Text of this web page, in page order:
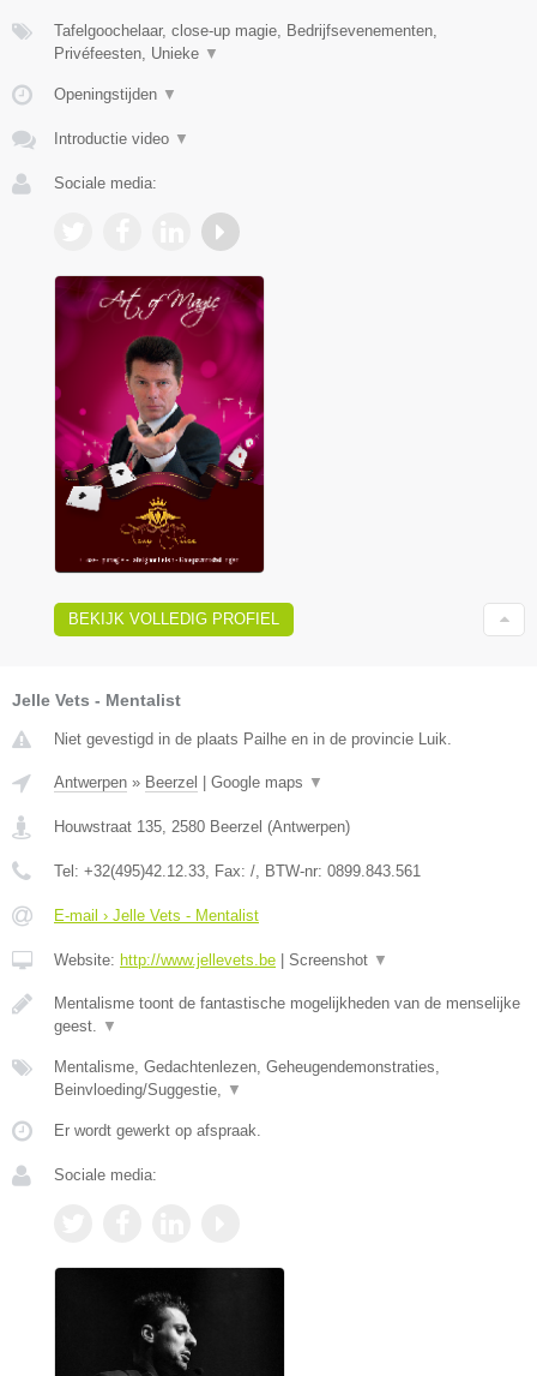
Tafelgoochelaar, close-up magie, Bedrijfsevenementen,
Privéfeesten, Unieke ▼
Openingstijden ▼
Introductie video ▼
Sociale media:
BEKIJK VOLLEDIG PROFIEL
Jelle Vets - Mentalist
Niet gevestigd in de plaats Pailhe en in de provincie Luik.
Antwerpen » Beerzel Google maps ▼
Houwstraat 135 2580 Beerzel (Antwerpen)
Tel: +32(495)42.12.33 , Fax: / , BTW-nr: 0899.843.561
E-mail › Jelle Vets - Mentalist
Website: http://www.jellevets.be Screenshot ▼
Mentalisme toont de fantastische mogelijkheden van de menselijke
geest.
▼
Mentalisme, Gedachtenlezen, Geheugendemonstraties,
Beinvloeding/Suggestie,
▼
Er wordt gewerkt op afspraak.
Sociale media: